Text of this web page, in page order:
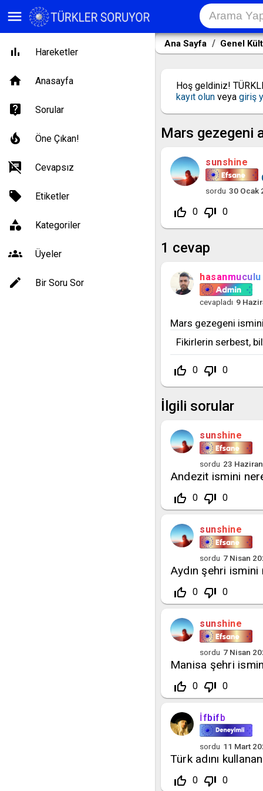
menu
Hareketler
Anasayfa
Sorular
Öne Çıkan!
Cevapsız
Etiketler
Kategoriler
Üyeler
Bir Soru Sor
Ana Sayfa Genel
Hoş geldiniz!
kayıt olunveya giriş
Mars gezegeni
sunshine
sordu 30 Ocak
thumb_up_off_alt 0 thumb_down_off_alt 0
1 cevap
hasanmuculu
cevapladı 9
Mars gezegeni ismini
Fikirlerin serbest,
thumb_up_off_alt 0 thumb_down_off_alt 0
İlgili sorular
sunshine
sordu 23
Andezit ismini
thumb_up_off_alt 0 thumb_down_off_alt 0
sunshine
sordu 7 Nisan
Aydın şehri ismini
thumb_up_off_alt 0 thumb_down_off_alt 0
sunshine
sordu 7 Nisan
Manisa şehri
thumb_up_off_alt 0 thumb_down_off_alt 0
İfbifb
sordu 11 Mart
Türk adını
thumb_up_off_alt 0 thumb_down_off_alt 0